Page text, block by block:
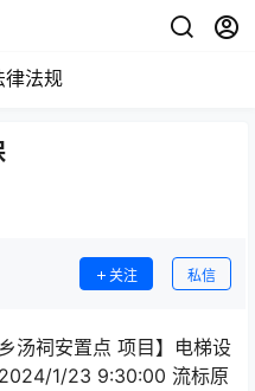
律法规
关注 私信
汤祠安置点 项目】电梯设
1/23 9:30:00 流标原